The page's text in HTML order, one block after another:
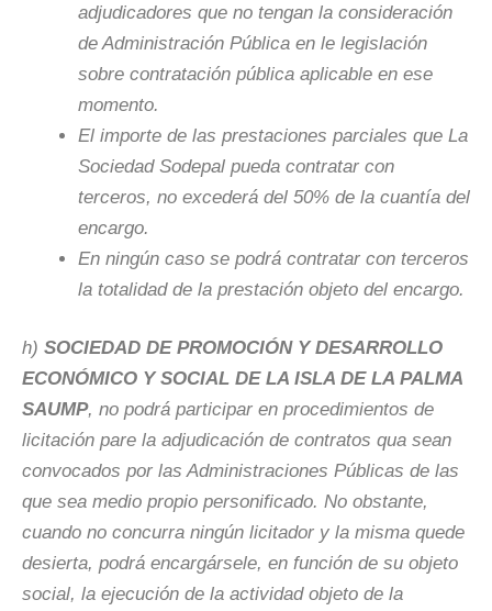
adjudicadores que no tengan la consideración
de Administración Pública en le legislación
sobre contratación pública aplicable en ese
momento.
El importe de las prestaciones parciales que La
Sociedad Sodepal pueda contratar con
terceros, no excederá del 50% de la cuantía del
encargo.
En ningún caso se podrá contratar con terceros
la totalidad de la prestación objeto del encargo.
h) SOCIEDAD DE PROMOCIÓN Y DESARROLLO
ECONÓMICO Y SOCIAL DE LA ISLA DE LA PALMA
SAUMP, no podrá participar en procedimientos de
licitación pare la adjudicación de contratos qua sean
convocados por las Administraciones Públicas de las
que sea medio propio personificado. No obstante,
cuando no concurra ningún licitador y la misma quede
desierta, podrá encargársele, en función de su objeto
social, la ejecución de la actividad objeto de la